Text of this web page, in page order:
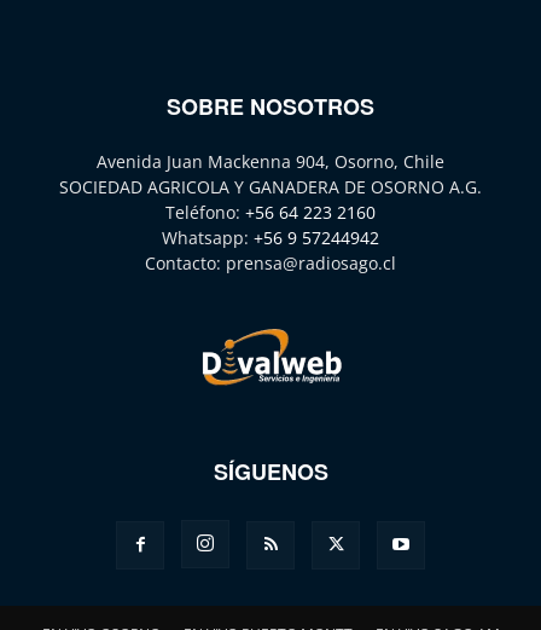
SOBRE NOSOTROS
Avenida Juan Mackenna 904, Osorno, Chile
SOCIEDAD AGRICOLA Y GANADERA DE OSORNO A.G.
Teléfono: +56 64 223 2160
Whatsapp: +56 9 57244942
Contacto: prensa@radiosago.cl
SÍGUENOS